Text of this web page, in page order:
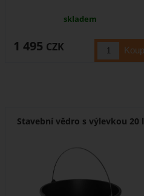
skladem
1 495 CZK
Stavební vědro s výlevkou 20 l